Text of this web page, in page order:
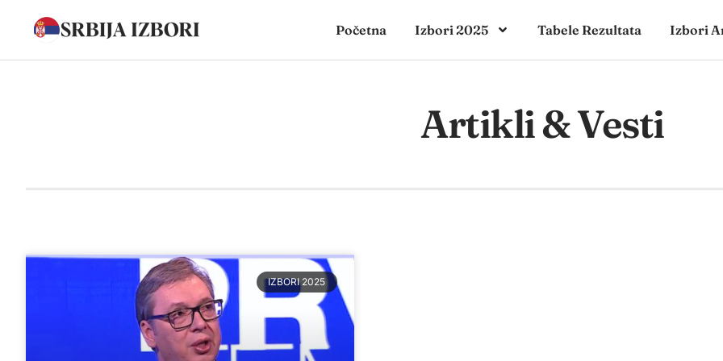
Početna Izbori 2025 Tabele Rezultata Izbori
Artikli & Vesti
IZBORI 2025